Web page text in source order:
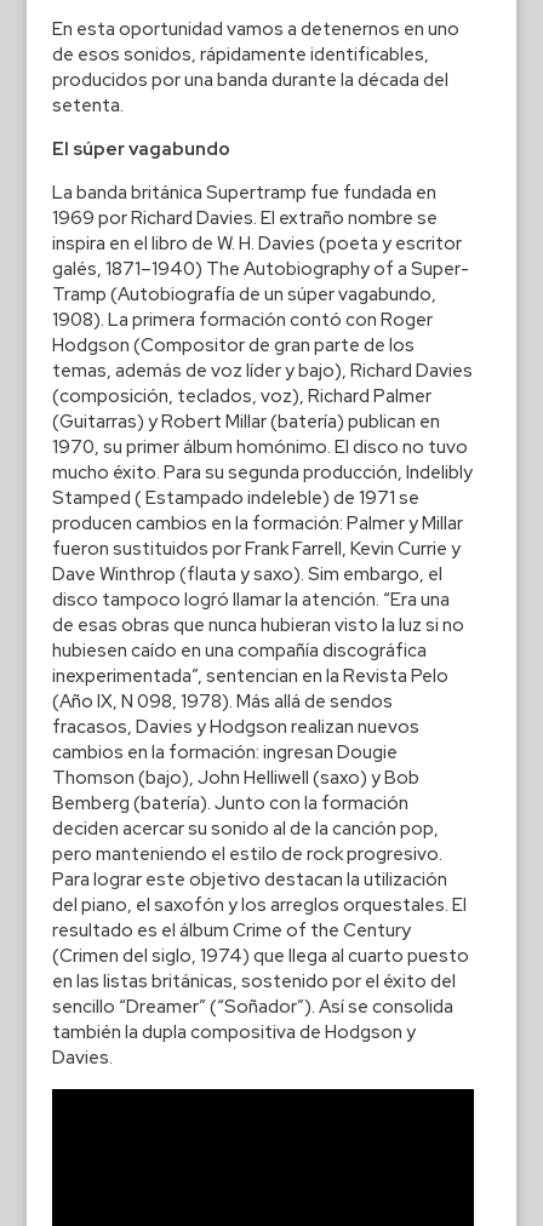
En esta oportunidad vamos a detenernos en uno
de esos sonidos, rápidamente identificables,
producidos por una banda durante la década del
setenta.
El súper vagabundo
La banda británica Supertramp fue fundada en
1969 por Richard Davies. El extraño nombre se
inspira en el libro de W. H. Davies (poeta y escritor
galés, 1871–1940) The Autobiography of a Super-
Tramp (Autobiografía de un súper vagabundo,
1908). La primera formación contó con Roger
Hodgson (Compositor de gran parte de los
temas, además de voz líder y bajo), Richard Davies
(composición, teclados, voz), Richard Palmer
(Guitarras) y Robert Millar (batería) publican en
1970, su primer álbum homónimo. El disco no tuvo
mucho éxito. Para su segunda producción, Indelibly
Stamped ( Estampado indeleble) de 1971 se
producen cambios en la formación: Palmer y Millar
fueron sustituidos por Frank Farrell, Kevin Currie y
Dave Winthrop (flauta y saxo). Sim embargo, el
disco tampoco logró llamar la atención. “Era una
de esas obras que nunca hubieran visto la luz si no
hubiesen caído en una compañía discográfica
inexperimentada”, sentencian en la Revista Pelo
(Año IX, N 098, 1978). Más allá de sendos
fracasos, Davies y Hodgson realizan nuevos
cambios en la formación: ingresan Dougie
Thomson (bajo), John Helliwell (saxo) y Bob
Bemberg (batería). Junto con la formación
deciden acercar su sonido al de la canción pop,
pero manteniendo el estilo de rock progresivo.
Para lograr este objetivo destacan la utilización
del piano, el saxofón y los arreglos orquestales. El
resultado es el álbum Crime of the Century
(Crimen del siglo, 1974) que llega al cuarto puesto
en las listas británicas, sostenido por el éxito del
sencillo “Dreamer” (“Soñador”). Así se consolida
también la dupla compositiva de Hodgson y
Davies.